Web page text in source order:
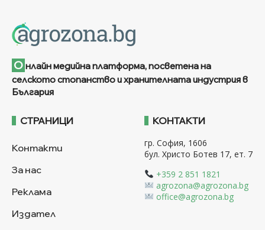
О нлайн медийна платформа, посветена на
селското стопанство и хранителната индустрия в
България
СТРАНИЦИ
Контакти
За нас
Реклама
Издател
КОНТАКТИ
гр. София, 1606
бул. Христо Ботев 17, ет. 7
+359 2 851 1821
agrozona@agrozona.bg
office@agrozona.bg